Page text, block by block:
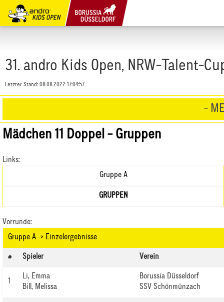
31. andro Kids Open, NRW-Talent-
Letzter Stand: 08.08.2022 17:04:57
-
Mädchen 11 Doppel - Gruppen
Links:
Gruppe A
GRUPPEN
Vorrunde:
Gruppe A -> Einzelergebnisse
# Spieler Verein
1
Li, Emma
Bill, Melissa
Borussia Düsseldorf
SSV Schönmünzach